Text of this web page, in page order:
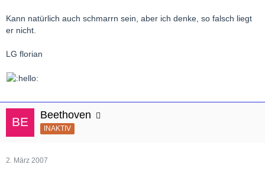
Kann natürlich auch schmarrn sein, aber ich denke, so falsch liegt
er nicht.
LG florian
Beethoven
INAKTIV
2. März 2007